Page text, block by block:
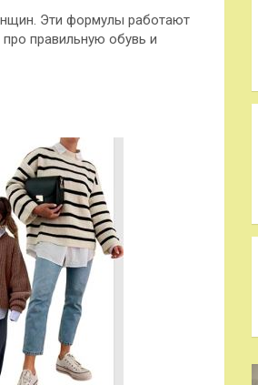
Эти формулы работают
правильную обувь и